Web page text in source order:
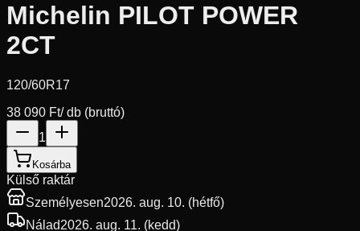
Michelin PILOT POWER
2CT
120/60R17
38 090 Ft/ db (bruttó)
1
Kosárba
Külső raktár
Személyesen2026. aug. 10. (hétfő)
Nálad2026. aug. 11. (kedd)